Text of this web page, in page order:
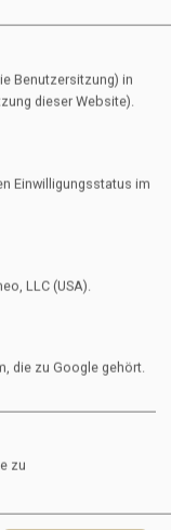
Benutzersitzung) in
dieser Website).
Einwilligungsstatus im
LLC (USA).
die zu Google gehört.
zu